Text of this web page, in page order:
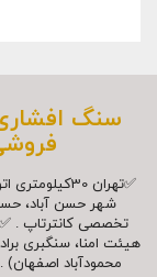
سنگ
✅تهران
شهر حسن آباد،
تخصصی کانترتاپ .
هیئت امنا، سنگبری
محمودآباد